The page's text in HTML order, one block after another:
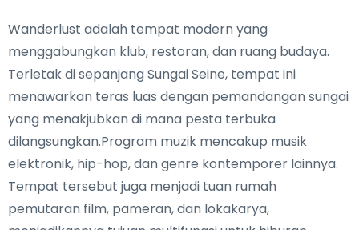
Wanderlust adalah tempat modern yang
menggabungkan klub, restoran, dan ruang budaya.
Terletak di sepanjang Sungai Seine, tempat ini
menawarkan teras luas dengan pemandangan sungai
yang menakjubkan di mana pesta terbuka
dilangsungkan.Program muzik mencakup musik
elektronik, hip-hop, dan genre kontemporer lainnya.
Tempat tersebut juga menjadi tuan rumah
pemutaran film, pameran, dan lokakarya,